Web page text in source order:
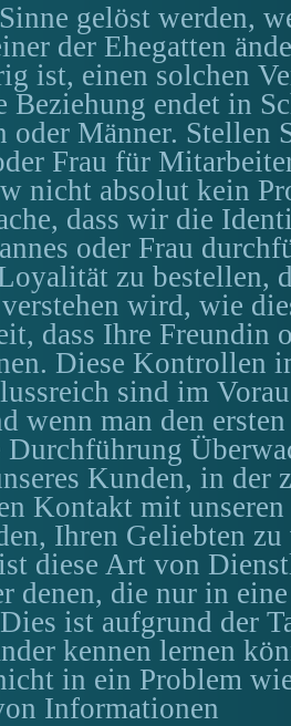
gelöst werden,
der Ehegatten
ist, einen solchen
Beziehung endet in
oder Männer. Stellen
Frau für
nicht absolut kein
dass wir die
oder Frau
zu bestellen,
wird, wie
dass Ihre Freundin
Diese Kontrollen
sind im
wenn man den
Kunden, in
Kontakt mit
Ihren Geliebten
diese Art von
denen, die nur in
ist aufgrund der
kennen lernen
in ein Problem
Informationen